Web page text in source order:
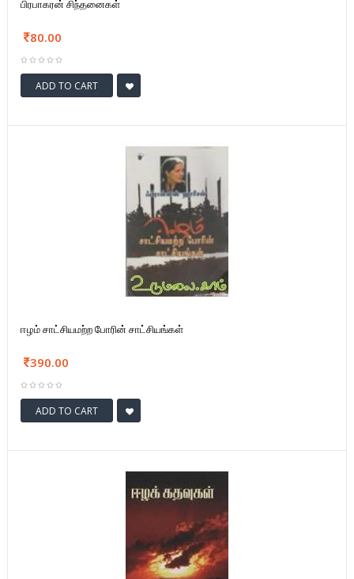
பிரபாகரன் சிந்தனைகள்
80.00
ADD TO CART
ஈழம் சாட்சியமற்ற போரின் சாட்சியங்கள்
390.00
ADD TO CART